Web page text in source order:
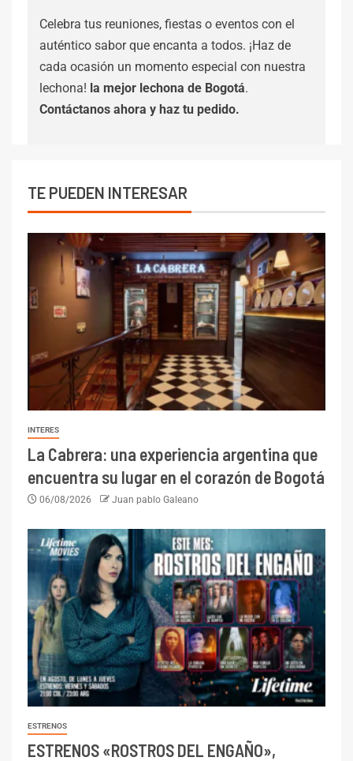
Celebra tus reuniones, fiestas o eventos con el
auténtico sabor que encanta a todos. ¡Haz de
cada ocasión un momento especial con nuestra
lechona! la mejor lechona de Bogotá.
Contáctanos ahora y haz tu pedido.
TE PUEDEN INTERESAR
INTERES
La Cabrera: una experiencia argentina que
encuentra su lugar en el corazón de Bogotá
06/08/2026 Juan pablo Galeano
ESTRENOS
ESTRENOS «ROSTROS DEL ENGAÑO»,